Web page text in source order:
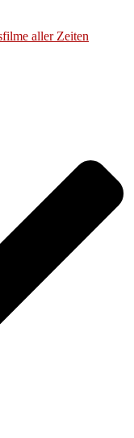
aller Zeiten